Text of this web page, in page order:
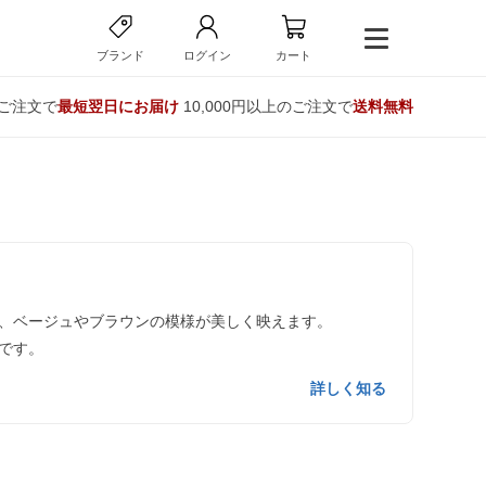
ブランド ログイン カート
注文で最短翌日にお届け10,000円以上のご注文で送料無料
ージュやブラウンの模様が美しく映えます。
す。
詳しく知る